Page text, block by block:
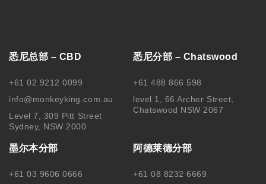
悉尼总部 – CBD
+61 02 9212 0099
info@monkeyking.com.au
Level 7, 309 Pitt Street
Sydney, NSW 2000
悉尼分部 – Chatswood
+61 488 866 598
level 1, 66 Archer Street,
Chatswood NSW 2067
墨尔本分部
+61 03 9606 0666
阿德莱德分部
+61 08 8232 6669